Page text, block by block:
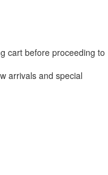
cart before proceeding to
arrivals and special